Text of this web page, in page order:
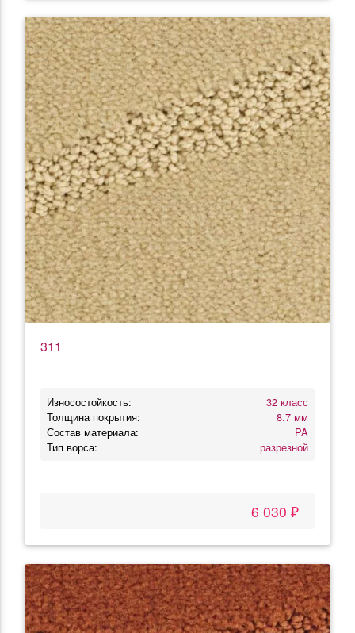
311
Износостойкость:
32 класс
Толщина покрытия:
8.7 мм
Состав материала:
PA
Тип ворса:
разрезной
6 030 ₽